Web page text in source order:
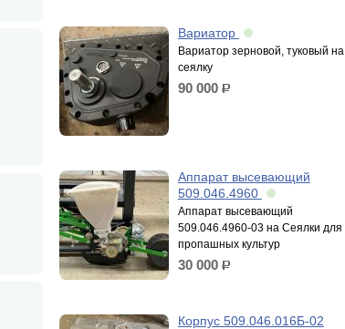
Вариатор
Вариатор зерновой, туковый на
сеялку
90 000 р.
Аппарат высевающий
509.046.4960
Аппарат высевающий
509.046.4960-03 на Сеялки для
пропашных культур
30 000 р.
Корпус 509.046.016Б-02